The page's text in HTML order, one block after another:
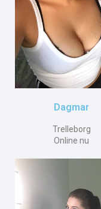
Dagmar
Trelleborg
Online nu